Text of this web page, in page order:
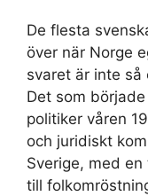
De flesta
över när Norge
svaret är inte
Det som
politiker våren
och juridiskt
Sverige, med
till